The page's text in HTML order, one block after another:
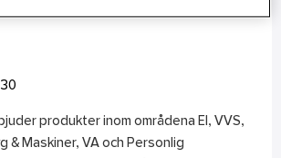
produkter inom områdena El, VVS,
& Maskiner, VA och Personlig